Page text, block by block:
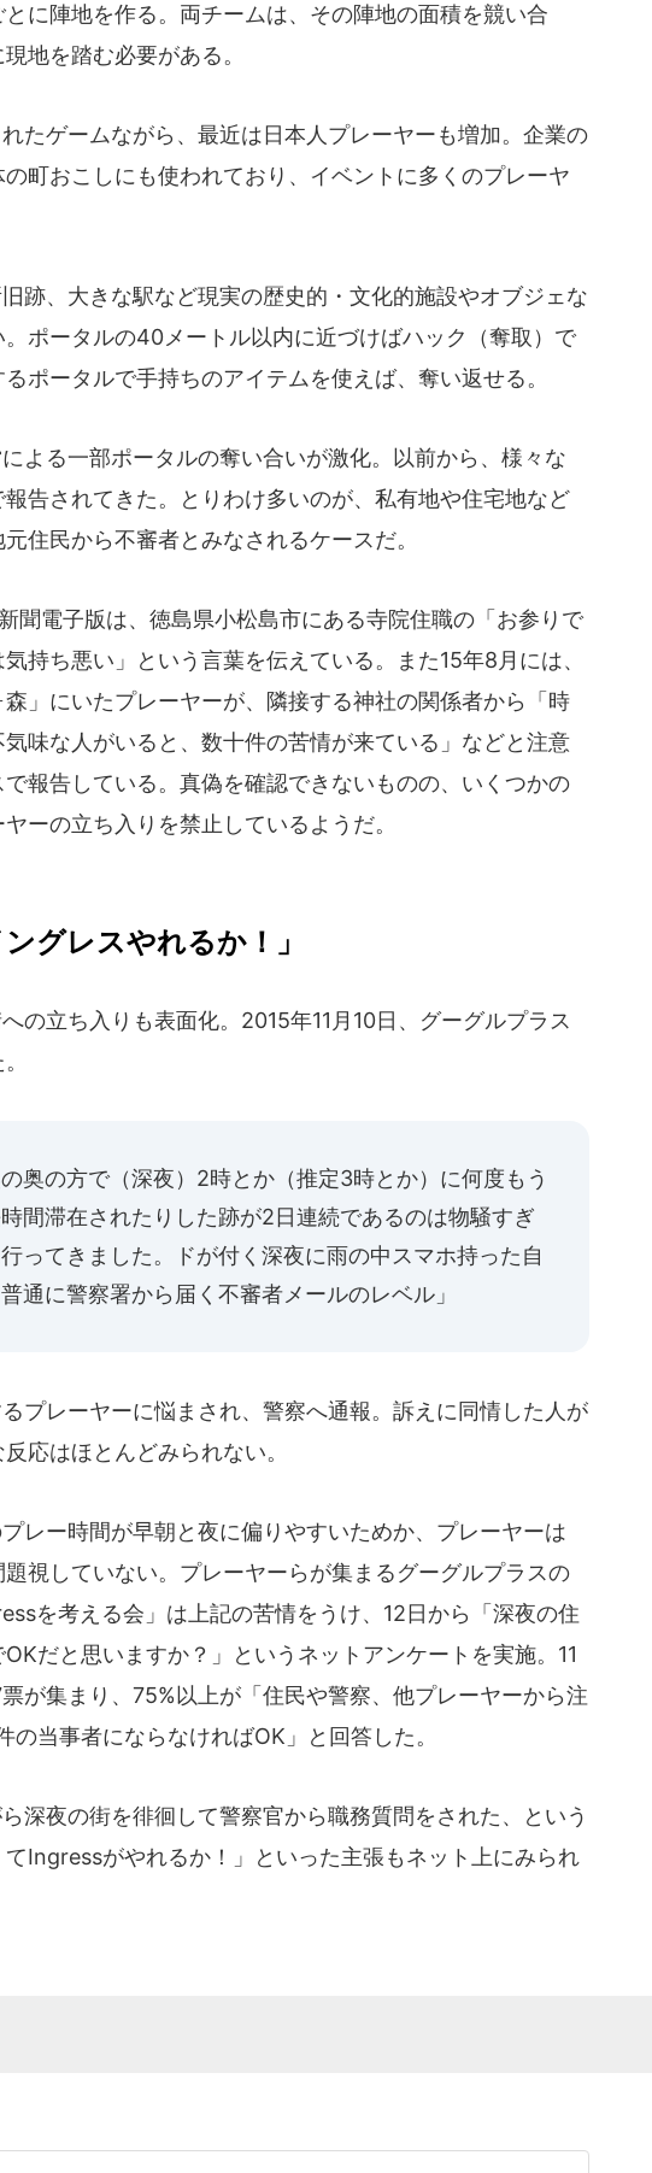
に陣地を作る。両チームは、その陣地の面積を競い合
地を踏む必要がある。
たゲームながら、最近は日本人プレーヤーも増加。企業の
町おこしにも使われており、イベントに多くのプレーヤ
跡、大きな駅など現実の歴史的・文化的施設やオブジェな
ポータルの40メートル以内に近づけばハック（奪取）で
ポータルで手持ちのアイテムを使えば、奪い返せる。
よる一部ポータルの奪い合いが激化。以前から、様々な
報告されてきた。とりわけ多いのが、私有地や住宅地など
住民から不審者とみなされるケースだ。
聞電子版は、徳島県小松島市にある寺院住職の「お参りで
持ち悪い」という言葉を伝えている。また15年8月には、
」にいたプレーヤーが、隣接する神社の関係者から「時
味な人がいると、数十件の苦情が来ている」などと注意
報告している。真偽を確認できないものの、いくつかの
ーの立ち入りを禁止しているようだ。
グレスやれるか！」
の立ち入りも表面化。2015年11月10日、グーグルプラス
奥の方で（深夜）2時とか（推定3時とか）に何度もう
間滞在されたりした跡が2日連続であるのは物騒すぎ
ってきました。ドが付く深夜に雨の中スマホ持った自
通に警察署から届く不審者メールのレベル」
プレーヤーに悩まされ、警察へ通報。訴えに同情した人が
応はほとんどみられない。
レー時間が早朝と夜に偏りやすいためか、プレーヤーは
題視していない。プレーヤーらが集まるグーグルプラスの
を考える会」は上記の苦情をうけ、12日から「深夜の住
だと思いますか？」というネットアンケートを実施。11
が集まり、75%以上が「住民や警察、他プレーヤーから注
の当事者にならなければOK」と回答した。
深夜の街を徘徊して警察官から職務質問をされた、という
Ingressがやれるか！」といった主張もネット上にみられ